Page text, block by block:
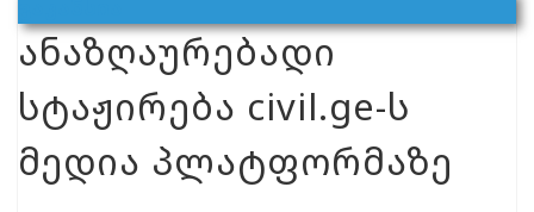
ანაზღაურებადი
სტაჟირება civil.ge-ს
მედია პლატფორმაზე